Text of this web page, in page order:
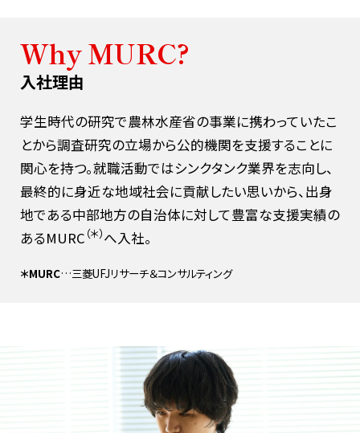
Why MURC?
入社理由
学生時代の研究で農林水産省の事業に携わっていたこ
とから調査研究の立場から公的機関を支援することに
関心を持つ。就職活動ではシンクタンク業界を志向し、
最終的に身近な地域社会に貢献したい思いから、出身
地である中部地方の自治体に対して豊富な支援実績の
あるMURC （＊）へ入社。
＊MURC…三菱UFJリサーチ＆コンサルティング